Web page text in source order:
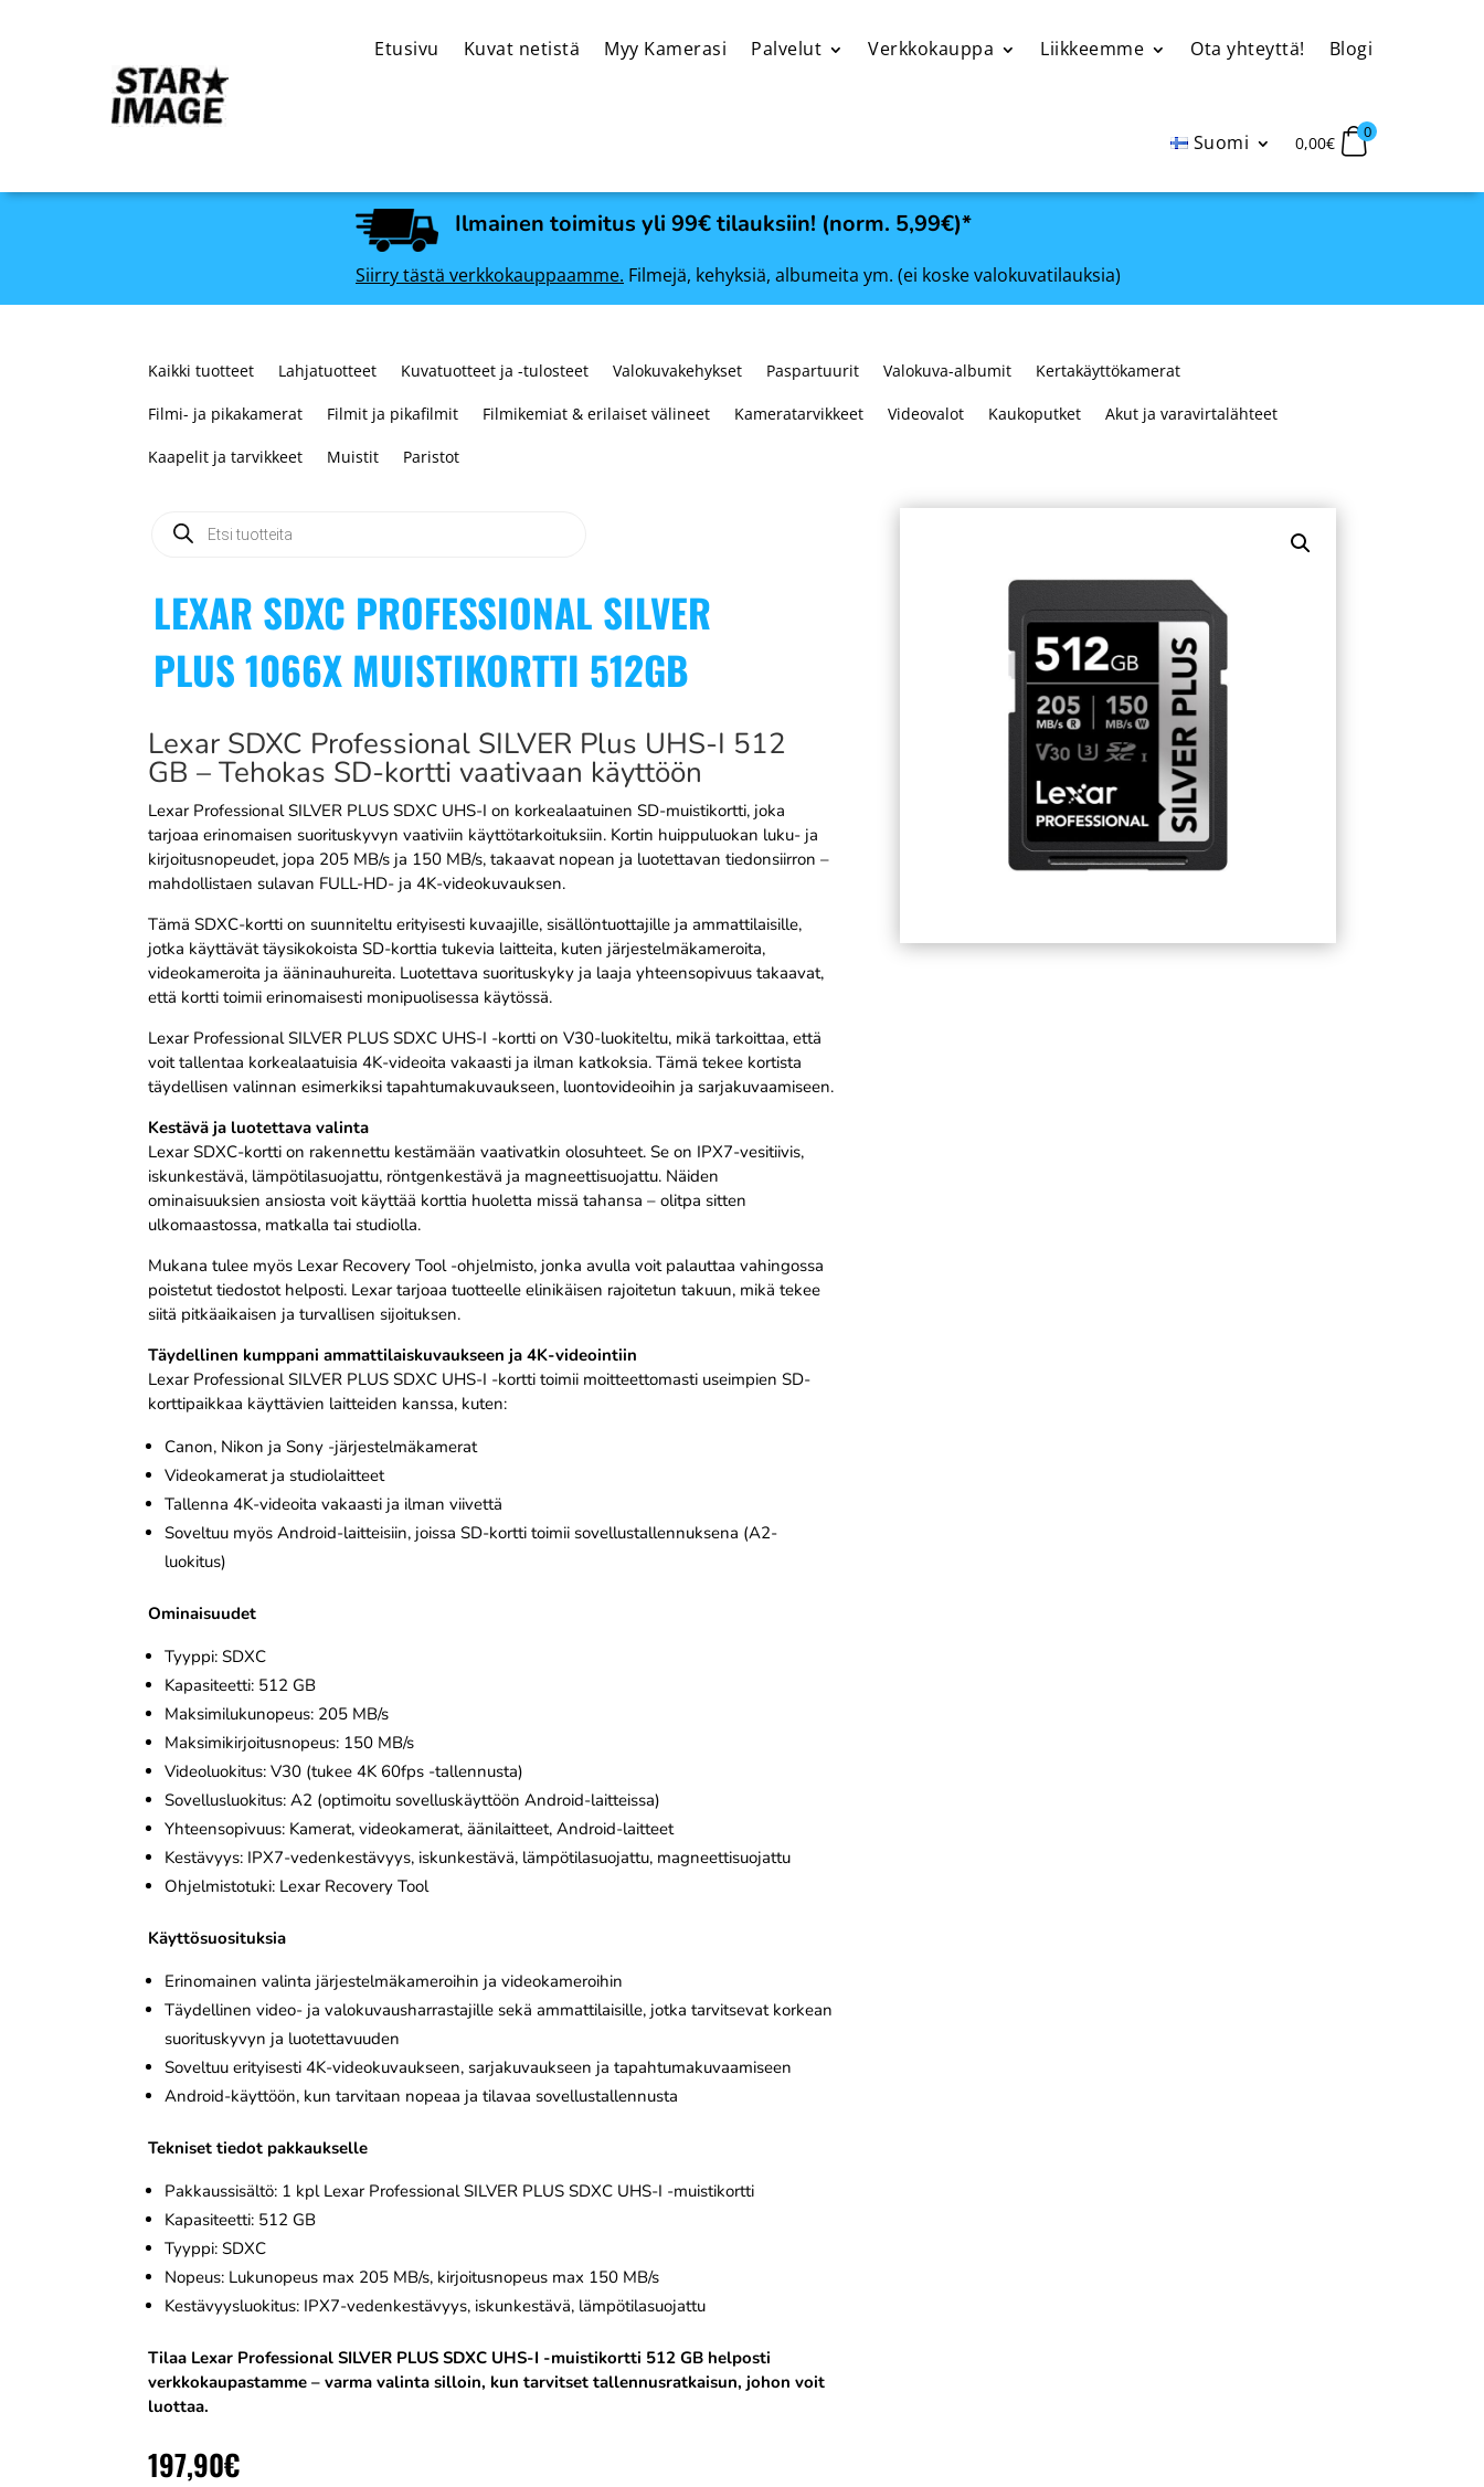
Etusivu Kuvat netistä Myy Kamerasi Palvelut Verkkokauppa Liikkeemme Ota yhteyttä! Blogi
Suomi 0,00€
0
Ilmainen toimitus yli 99€ tilauksiin! (norm. 5,99€)*
Siirry tästä verkkokauppaamme. Filmejä, kehyksiä, albumeita ym. (ei koske valokuvatilauksia)
Kaikki tuotteet Lahjatuotteet Kuvatuotteet ja -tulosteet Valokuvakehykset Paspartuurit Valokuva-albumit Kertakäyttökamerat
Filmi- ja pikakamerat Filmit ja pikafilmit Filmikemiat & erilaiset välineet Kameratarvikkeet Videovalot Kaukoputket Akut ja varavirtalähteet
Kaapelit ja tarvikkeet Muistit Paristot
Products
search
LEXAR SDXC PROFESSIONAL SILVER
PLUS 1066X MUISTIKORTTI 512GB
Lexar SDXC Professional SILVER Plus UHS-I 512
GB – Tehokas SD-kortti vaativaan käyttöön
Lexar Professional SILVER PLUS SDXC UHS-I on korkealaatuinen SD-muistikortti, joka
tarjoaa erinomaisen suorituskyvyn vaativiin käyttötarkoituksiin. Kortin huippuluokan luku- ja
kirjoitusnopeudet, jopa 205 MB/s ja 150 MB/s, takaavat nopean ja luotettavan tiedonsiirron –
mahdollistaen sulavan FULL-HD- ja 4K-videokuvauksen.
Tämä SDXC-kortti on suunniteltu erityisesti kuvaajille, sisällöntuottajille ja ammattilaisille,
jotka käyttävät täysikokoista SD-korttia tukevia laitteita, kuten järjestelmäkameroita,
videokameroita ja ääninauhureita. Luotettava suorituskyky ja laaja yhteensopivuus takaavat,
että kortti toimii erinomaisesti monipuolisessa käytössä.
Lexar Professional SILVER PLUS SDXC UHS-I -kortti on V30-luokiteltu, mikä tarkoittaa, että
voit tallentaa korkealaatuisia 4K-videoita vakaasti ja ilman katkoksia. Tämä tekee kortista
täydellisen valinnan esimerkiksi tapahtumakuvaukseen, luontovideoihin ja sarjakuvaamiseen.
Kestävä ja luotettava valinta
Lexar SDXC-kortti on rakennettu kestämään vaativatkin olosuhteet. Se on IPX7-vesitiivis,
iskunkestävä, lämpötilasuojattu, röntgenkestävä ja magneettisuojattu. Näiden
ominaisuuksien ansiosta voit käyttää korttia huoletta missä tahansa – olitpa sitten
ulkomaastossa, matkalla tai studiolla.
Mukana tulee myös Lexar Recovery Tool -ohjelmisto, jonka avulla voit palauttaa vahingossa
poistetut tiedostot helposti. Lexar tarjoaa tuotteelle elinikäisen rajoitetun takuun, mikä tekee
siitä pitkäaikaisen ja turvallisen sijoituksen.
Täydellinen kumppani ammattilaiskuvaukseen ja 4K-videointiin
Lexar Professional SILVER PLUS SDXC UHS-I -kortti toimii moitteettomasti useimpien SD-
korttipaikkaa käyttävien laitteiden kanssa, kuten:
Canon, Nikon ja Sony -järjestelmäkamerat
Videokamerat ja studiolaitteet
Tallenna 4K-videoita vakaasti ja ilman viivettä
Soveltuu myös Android-laitteisiin, joissa SD-kortti toimii sovellustallennuksena (A2-
luokitus)
Ominaisuudet
Tyyppi: SDXC
Kapasiteetti: 512 GB
Maksimilukunopeus: 205 MB/s
Maksimikirjoitusnopeus: 150 MB/s
Videoluokitus: V30 (tukee 4K 60fps -tallennusta)
Sovellusluokitus: A2 (optimoitu sovelluskäyttöön Android-laitteissa)
Yhteensopivuus: Kamerat, videokamerat, äänilaitteet, Android-laitteet
Kestävyys: IPX7-vedenkestävyys, iskunkestävä, lämpötilasuojattu, magneettisuojattu
Ohjelmistotuki: Lexar Recovery Tool
Käyttösuosituksia
Erinomainen valinta järjestelmäkameroihin ja videokameroihin
Täydellinen video- ja valokuvausharrastajille sekä ammattilaisille, jotka tarvitsevat korkean
suorituskyvyn ja luotettavuuden
Soveltuu erityisesti 4K-videokuvaukseen, sarjakuvaukseen ja tapahtumakuvaamiseen
Android-käyttöön, kun tarvitaan nopeaa ja tilavaa sovellustallennusta
Tekniset tiedot pakkaukselle
Pakkaussisältö: 1 kpl Lexar Professional SILVER PLUS SDXC UHS-I -muistikortti
Kapasiteetti: 512 GB
Tyyppi: SDXC
Nopeus: Lukunopeus max 205 MB/s, kirjoitusnopeus max 150 MB/s
Kestävyysluokitus: IPX7-vedenkestävyys, iskunkestävä, lämpötilasuojattu
Tilaa Lexar Professional SILVER PLUS SDXC UHS-I -muistikortti 512 GB helposti
verkkokaupastamme – varma valinta silloin, kun tarvitset tallennusratkaisun, johon voit
luottaa.
197,90€